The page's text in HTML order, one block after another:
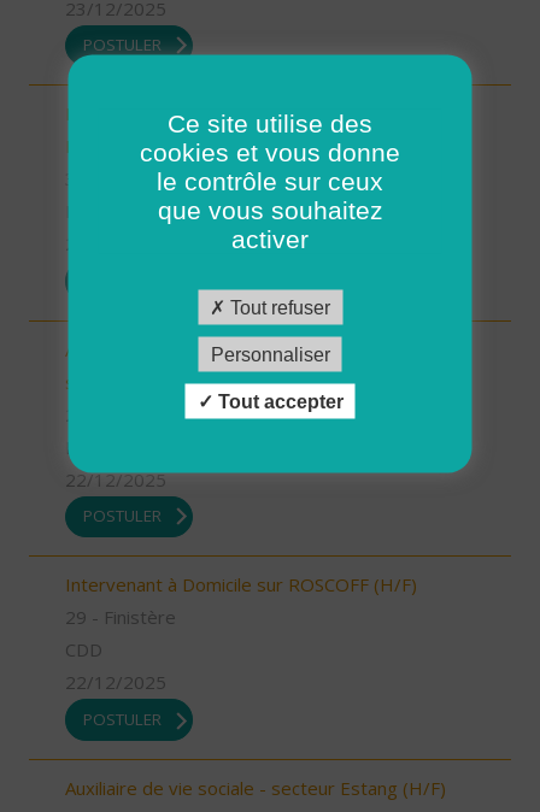
23/12/2025
POSTULER
INTERVENANT.E A DOMICILE - MARTIGNE-
RETIERS (H/F)
35 - Ille-et-Vilaine
Possibilité de CDI ou CDD
Auxiliaire de Vie/Accompagnant Educatif et Social
sur ROSCOFF (H/F)
Possibilité de CDI ou CDD
22/12/2025
POSTULER
Intervenant à Domicile sur ROSCOFF (H/F)
29 - Finistère
CDD
22/12/2025
POSTULER
Auxiliaire de vie sociale - secteur Estang (H/F)
Ce site utilise des
cookies et vous donne
le contrôle sur ceux
que vous souhaitez
activer
Tout refuser
Personnaliser
Tout accepter